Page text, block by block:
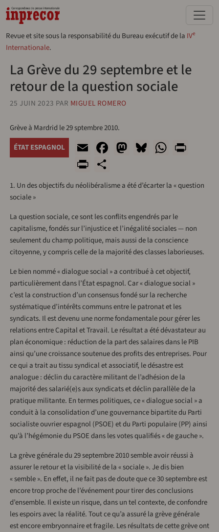
Aller au contenu principal
Revue et site sous la responsabilité du Bureau exécutif de la IVe
Internationale.
La Grève du 29 septembre et le
retour de la question sociale
25 JUIN 2023 PAR MIGUEL ROMERO
Grève à Mardrid le 29 sptembre 2010.
ÉTAT ESPAGNOL
EmailFacebook
Mastodon
Bluesky
PrintFriendly
1. Un des objectifs du néolibéralisme a été d’écarter la « question
sociale »
La question sociale, ce sont les conflits engendrés par le
capitalisme, fondés sur l’injustice et l’inégalité sociales — non
seulement du champ politique, mais aussi de la conscience
citoyenne, y compris celle de la majorité des classes laborieuses.
Le bien nommé « dialogue social » a contribué à cet objectif,
particulièrement dans l’État espagnol. Car « dialogue social »
c’est la construction d’un consensus fondé sur la recherche
systématique d’intérêts communs entre le patronat et les
syndicats. Il est devenu une norme fondamentale pour gérer les
relations entre Capital et Travail. Le résultat a été dévastateur au
plan économique : réduction de la part des salaires dans le PIB
ainsi qu’une croissance soutenue des profits des entreprises. Pour
ce qui a trait au tissu syndical et associatif, le désastre est
analogue : déclin du caractère militant de l’adhésion de la
majorité des salarié(e)s aux syndicats et déclin parallèle de la
pratique militante. En termes politiques, ce « dialogue social » a
conduit à la consolidation d’une gouvernance bipartite du Parti
socialiste ouvrier espagnol (PSOE) et du Parti populaire (PP) ainsi
qu’à l’hégémonie du PSOE dans les votes qualifiés « de gauche ».
La grève générale du 29 septembre 2010 semble avoir réussi à
assurer le retour et la visibilité de la « sociale ». Je dis bien
« semble ». En effet, il ne fait pas de doute que ce 30 septembre est
encore trop proche de l’événement pour tirer des conclusions
d’ensemble. Il existe un risque, dans un tel contexte, de confondre
les espoirs avec la réalité. Tout ce qu’a assuré la grève générale
est encore embryonnaire et fragile. Les résultats de cette grève ont